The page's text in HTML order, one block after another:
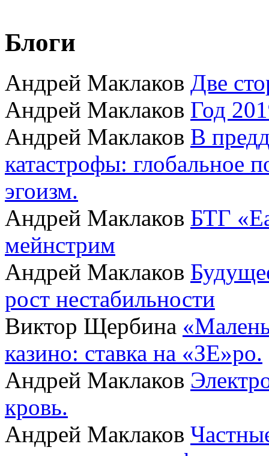
Блоги
Андрей Маклаков Две
Андрей Маклаков Год
Андрей Маклаков В
катастрофы: глобальное
эгоизм.
Андрей Маклаков БТГ
мейнстрим
Андрей Маклаков
рост нестабильности
Виктор Щербина
казино: ставка на «ЗЕ»ро.
Андрей Маклаков
кровь.
Андрей Маклаков